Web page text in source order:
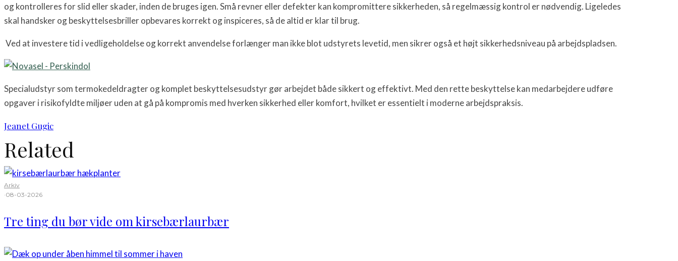
og kontrolleres for slid eller skader, inden de bruges igen. Små revner eller defekter kan kompromittere sikkerheden, så regelmæssig kontrol er nødvendig. Ligeledes
skal handsker og beskyttelsesbriller opbevares korrekt og inspiceres, så de altid er klar til brug.
Ved at investere tid i vedligeholdelse og korrekt anvendelse forlænger man ikke blot udstyrets levetid, men sikrer også et højt sikkerhedsniveau på arbejdspladsen.
Specialudstyr som termokedeldragter og komplet beskyttelsesudstyr gør arbejdet både sikkert og effektivt. Med den rette beskyttelse kan medarbejdere udføre
opgaver i risikofyldte miljøer uden at gå på kompromis med hverken sikkerhed eller komfort, hvilket er essentielt i moderne arbejdspraksis.
Jeanet Gugic
Related
Arkiv
·08-03-2026
Tre ting du bør vide om kirsebærlaurbær